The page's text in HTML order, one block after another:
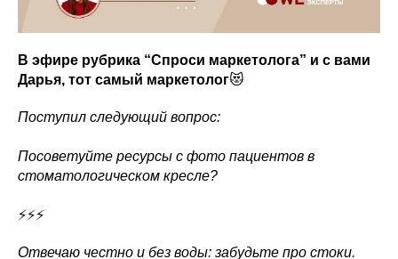
В эфире рубрика “Спроси маркетолога” и с вами
Дарья, тот самый маркетолог😻
Поступил следующий вопрос:
Посоветуйте ресурсы с фото пациентов в
стоматологическом кресле?
⚡️⚡️⚡️
Отвечаю честно и без воды: забудьте про стоки.